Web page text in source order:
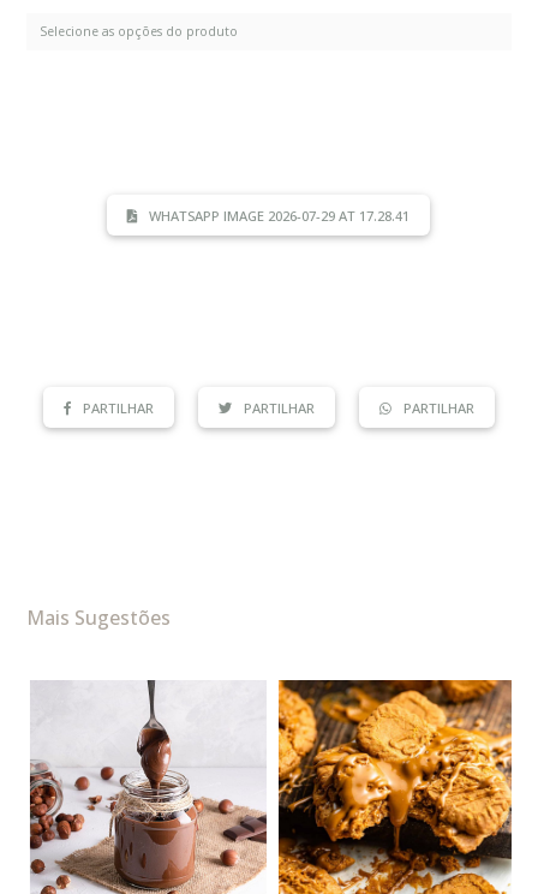
WHATSAPP IMAGE 2026-07-29 AT 17.28.41
PARTILHAR PARTILHAR PARTILHAR
Mais Sugestões